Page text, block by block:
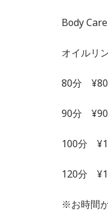
Body
オイルリ
80分
90分
100分
120分
※お時間